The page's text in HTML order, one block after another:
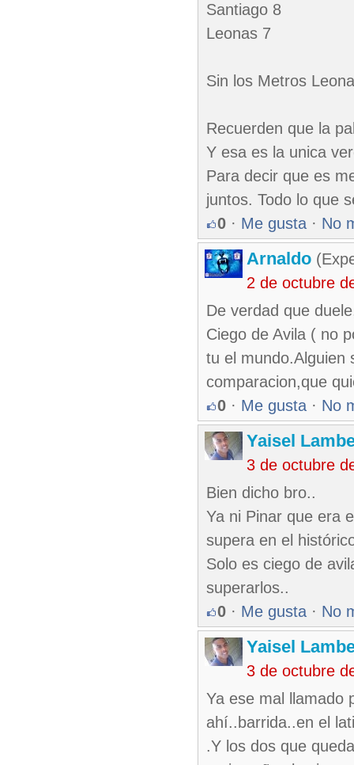
Santiago 8
Leonas 7
Sin los Metros
Recuerden que la
Y esa es la unica
Para decir que es
juntos. Todo lo que
0 · Me gusta · No
Arnaldo
2 de octubre
De verdad que
Ciego de Avila ( no
tu el mundo.Alguien
comparacion,que
0 · Me gusta · No
Yaisel
3 de octubre
Bien dicho bro..
Ya ni Pinar que era
supera en el
Solo es ciego de
superarlos..
0 · Me gusta · No
Yaisel
3 de octubre
Ya ese mal llamado
ahí..barrida..en el
.Y los dos que